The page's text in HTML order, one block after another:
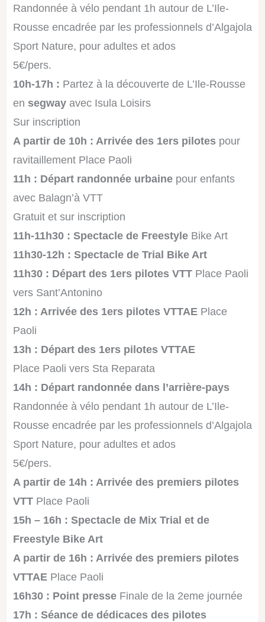
Randonnée à vélo pendant 1h autour de L’Ile-
Rousse encadrée par les professionnels d’Algajola
Sport Nature, pour adultes et ados
5€/pers.
10h-17h : Partez à la découverte de L’Ile-Rousse
en segwayavec Isula Loisirs
Sur inscription
A partir de 10h : Arrivée des 1ers pilotes pour
ravitaillement Place Paoli
11h : Départ randonnée urbaine pour enfants
avec Balagn’à VTT
Gratuit et sur inscription
11h-11h30 : Spectacle de FreestyleBike Art
11h30-12h : Spectacle de Trial Bike Art
11h30 : Départ des 1ers pilotes VTTPlace Paoli
vers Sant’Antonino
12h : Arrivée des 1ers pilotes VTTAE Place
Paoli
13h : Départ des 1ers pilotes VTTAE
Place Paoli vers Sta Reparata
14h : Départ randonnée dans l’arrière-pays
Randonnée à vélo pendant 1h autour de L’Ile-
Rousse encadrée par les professionnels d’Algajola
Sport Nature, pour adultes et ados
5€/pers.
A partir de 14h : Arrivée des premiers pilotes
VTTPlace Paoli
15h – 16h : Spectacle de Mix Trial et de
Freestyle Bike Art
A partir de 16h : Arrivée des premiers pilotes
VTTAEPlace Paoli
16h30 : Point presseFinale de la 2eme journée
17h : Séance de dédicaces des pilotes